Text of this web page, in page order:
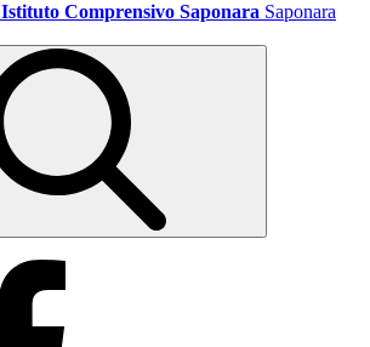
Istituto Comprensivo Saponara Saponara